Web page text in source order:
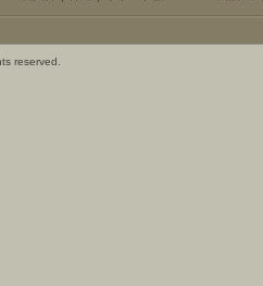
reserved.